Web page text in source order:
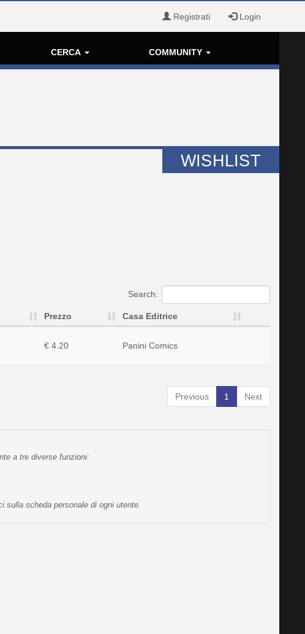
Registrati Login
CERCA COMMUNITY
WISHLIST
Search:
Prezzo Casa Editrice
€ 4.20 Panini Comics
Previous
1 Next
a tre diverse funzioni:
sulla scheda personale di ogni utente.